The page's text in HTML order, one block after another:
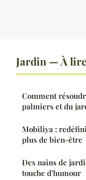
Jardin — À
Comment
palmiers et du
Mobiliya :
plus de bien-être
Des nains de
touche d'humour